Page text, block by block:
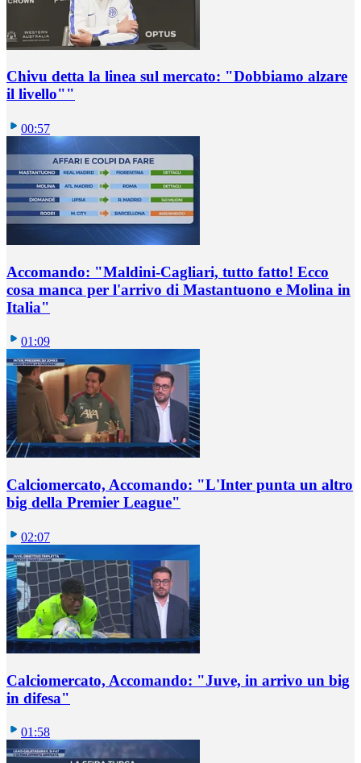
Chivu detta la linea sul mercato: "Dobbiamo alzare
il livello""
00:57
Accomando: "Maldini-Cagliari, tutto fatto! Ecco
cosa manca per l'arrivo di Mastantuono e Molina in
Italia"
01:09
Calciomercato, Accomando: "L'Inter punta un altro
big della Premier League"
02:07
Calciomercato, Accomando: "Juve, in arrivo un big
in difesa"
01:58